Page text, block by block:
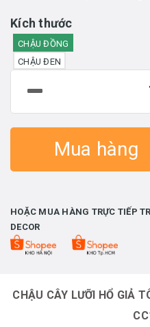
Kích thước
CHẬU ĐỒNG
CHẬU ĐEN
Mua hàng
HOẶC MUA HÀNG TRỰC TIẾP
DECOR
CHẬU CÂY LƯỠI HỔ GIẢ